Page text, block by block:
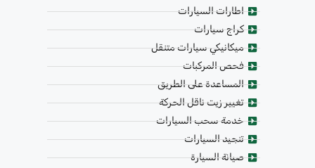
اطارات السيارات
كراج سيارات
ميكانيكي سيارات متنقل
فحص المركبات
المساعدة على الطريق
تغيير زيت ناقل الحركة
خدمة سحب السيارات
تنجيد السيارات
صيانة السيارة